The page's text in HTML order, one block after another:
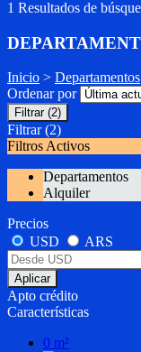
1 Resultados de
Inicio > Departamentos
Ordenar por
Filtrar (2)
Filtrar (2)
Filtros Activos
Departamentos
Alquiler
Precios
USD
ARS
Aplicar
Apto crédito
Características
0 m²